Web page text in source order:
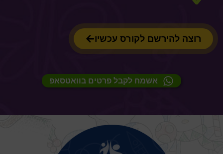
רוצה להירשם לקורס עכשיו
אשמח לקבל פרטים בוואטסאפ